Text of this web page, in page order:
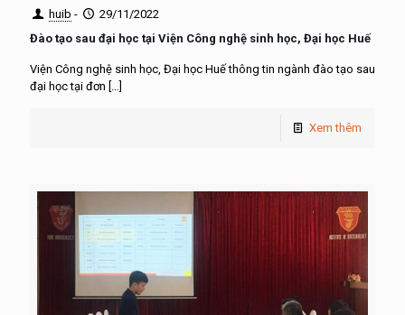
huib -
29/11/2022
Đào tạo sau đại học tại Viện Công nghệ sinh học, Đại học Huế
Viện Công nghệ sinh học, Đại học Huế thông tin ngành đào tạo sau
đại học tại đơn […]
Xem thêm